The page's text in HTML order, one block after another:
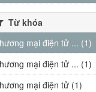
Từ khóa
mại điện tử ... (1)
mại điện tử ... (1)
mại điện tử (1)